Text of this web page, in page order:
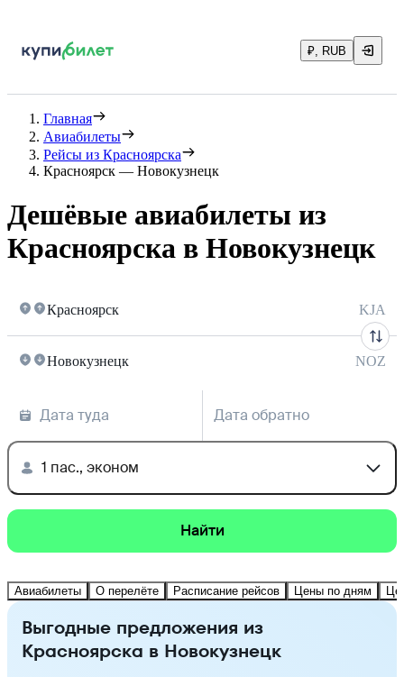
₽, RUB
Главная
Авиабилеты
Рейсы из Красноярска
Красноярск — Новокузнецк
Дешёвые авиабилеты из
Красноярска в Новокузнецк
Красноярск KJA
Новокузнецк NOZ
Дата туда Дата обратно
1 пас., эконом
Найти
Авиабилеты О перелёте Расписание рейсов Цены по дням
Выгодные предложения из
Красноярска в Новокузнецк